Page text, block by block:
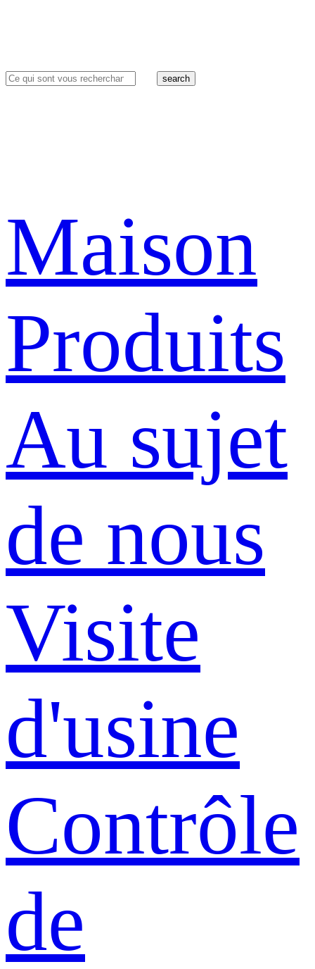
search
Maison
Produits
Au sujet
de nous
Visite
d'usine
Contrôle
de